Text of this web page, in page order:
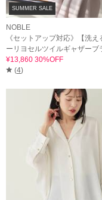
SUMMER SALE
NOBLE
《セットアップ対応》【洗え
ーリヨセルツイルギャザーブ
¥13,860 30%OFF
(4)